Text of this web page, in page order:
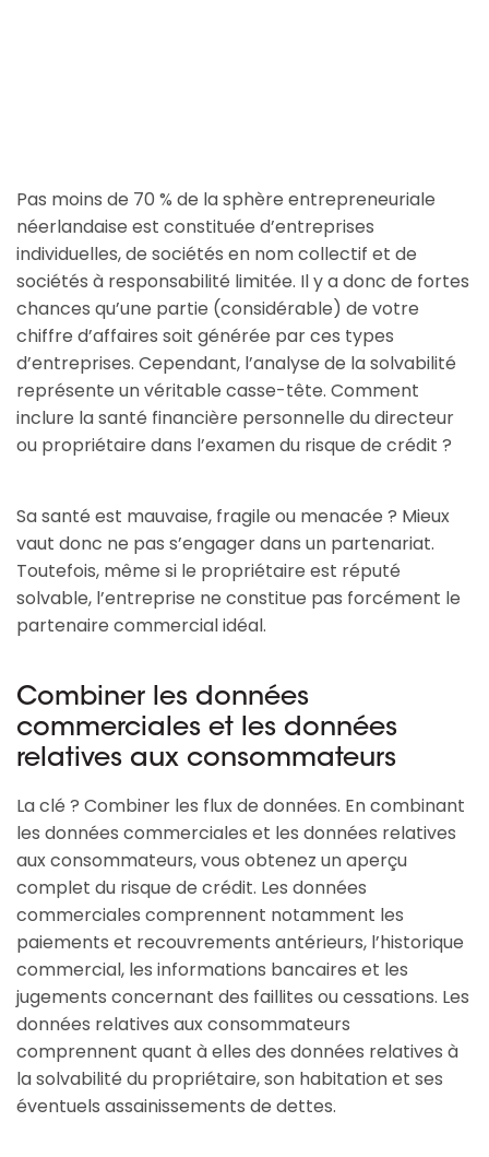
Pas moins de 70 % de la sphère entrepreneuriale
néerlandaise est constituée d’entreprises
individuelles, de sociétés en nom collectif et de
sociétés à responsabilité limitée. Il y a donc de fortes
chances qu’une partie (considérable) de votre
chiffre d’affaires soit générée par ces types
d’entreprises. Cependant, l’analyse de la solvabilité
représente un véritable casse-tête. Comment
inclure la santé financière personnelle du directeur
ou propriétaire dans l’examen du risque de crédit ?
Sa santé est mauvaise, fragile ou menacée ? Mieux
vaut donc ne pas s’engager dans un partenariat.
Toutefois, même si le propriétaire est réputé
solvable, l’entreprise ne constitue pas forcément le
partenaire commercial idéal.
Combiner les données
commerciales et les données
relatives aux consommateurs
La clé ? Combiner les flux de données. En combinant
les données commerciales et les données relatives
aux consommateurs, vous obtenez un aperçu
complet du risque de crédit. Les données
commerciales comprennent notamment les
paiements et recouvrements antérieurs, l’historique
commercial, les informations bancaires et les
jugements concernant des faillites ou cessations. Les
données relatives aux consommateurs
comprennent quant à elles des données relatives à
la solvabilité du propriétaire, son habitation et ses
éventuels assainissements de dettes.